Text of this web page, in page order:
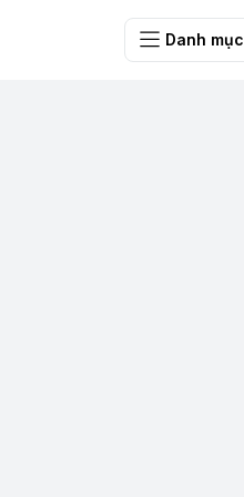
Danh mục